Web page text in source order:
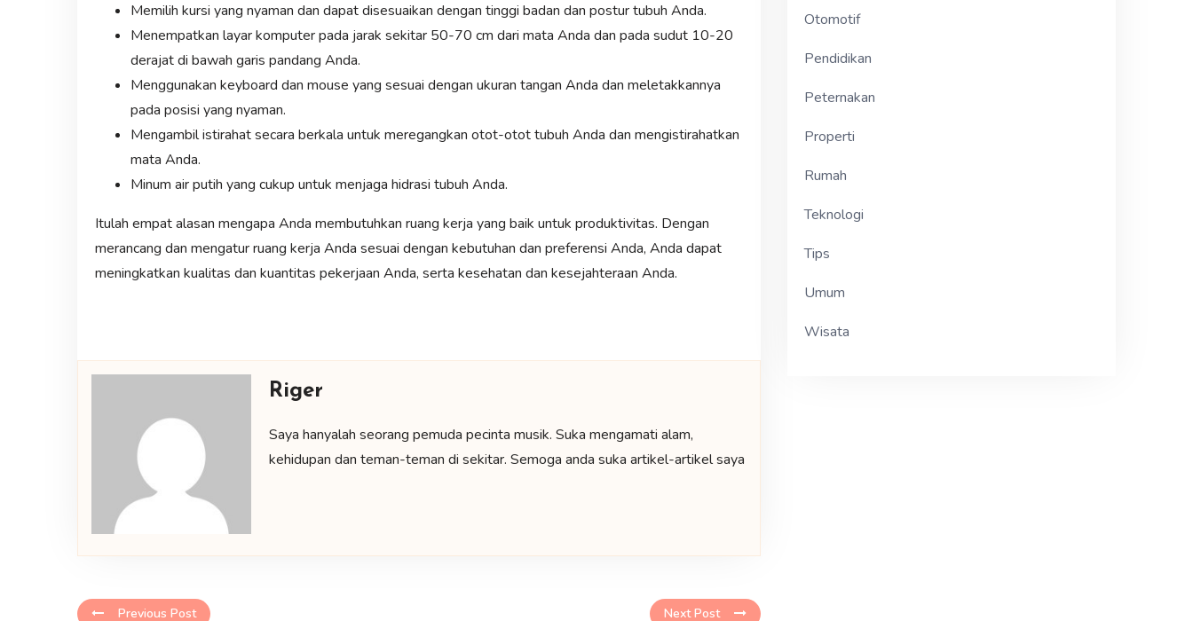
Memilih kursi yang nyaman dan dapat disesuaikan dengan tinggi badan dan postur tubuh Anda.
Menempatkan layar komputer pada jarak sekitar 50-70 cm dari mata Anda dan pada sudut 10-20
derajat di bawah garis pandang Anda.
Menggunakan keyboard dan mouse yang sesuai dengan ukuran tangan Anda dan meletakkannya
pada posisi yang nyaman.
Mengambil istirahat secara berkala untuk meregangkan otot-otot tubuh Anda dan mengistirahatkan
mata Anda.
Minum air putih yang cukup untuk menjaga hidrasi tubuh Anda.
Itulah empat alasan mengapa Anda membutuhkan ruang kerja yang baik untuk produktivitas. Dengan
merancang dan mengatur ruang kerja Anda sesuai dengan kebutuhan dan preferensi Anda, Anda dapat
meningkatkan kualitas dan kuantitas pekerjaan Anda, serta kesehatan dan kesejahteraan Anda.
Riger
Saya hanyalah seorang pemuda pecinta musik. Suka mengamati alam,
kehidupan dan teman-teman di sekitar. Semoga anda suka artikel-artikel saya
Previous Post Next Post
Otomotif
Pendidikan
Peternakan
Properti
Rumah
Teknologi
Tips
Umum
Wisata